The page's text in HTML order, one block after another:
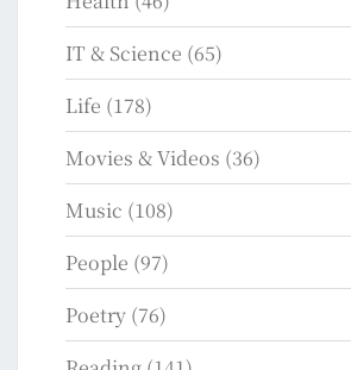
IT & Science (65)
Life (178)
Movies & Videos (36)
Music (108)
People (97)
Poetry (76)